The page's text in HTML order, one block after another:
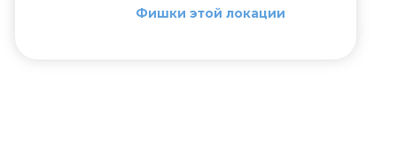
Фишки этой локации